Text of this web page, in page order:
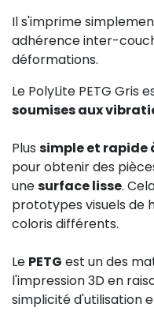
Il s'imprime
adhérence inter-
déformations.
Le PolyLite PETG Gris
soumises aux
Plus simple et rapide
pour obtenir des
unesurface lisse.
prototypes visuels de
coloris différents.
Le PETG est un des
l'impression 3D en
simplicité d'utilisation